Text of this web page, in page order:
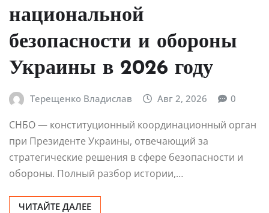
национальной
безопасности и обороны
Украины в 2026 году
Терещенко Владислав Авг 2, 2026 0
СНБО — конституционный координационный орган
при Президенте Украины, отвечающий за
стратегические решения в сфере безопасности и
обороны. Полный разбор истории,…
ЧИТАЙТЕ ДАЛЕЕ